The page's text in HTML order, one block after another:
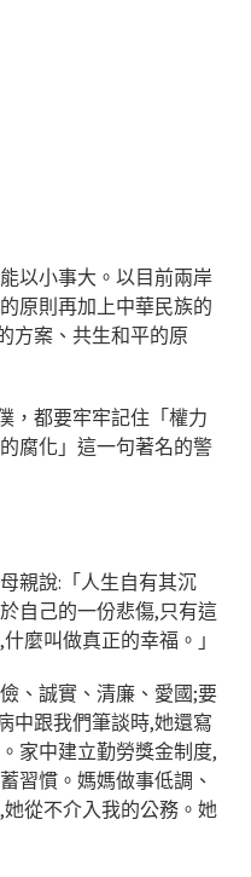
以小事大。以目前兩岸
原則再加上中華民族的
方案、共生和平的原
，都要牢牢記住「權力
腐化」這一句著名的警
親說:「人生自有其沉
自己的一份悲傷,只有這
麼叫做真正的幸福。」
、誠實、清廉、愛國;要
中跟我們筆談時,她還寫
家中建立勤勞獎金制度,
習慣。媽媽做事低調、
從不介入我的公務。她